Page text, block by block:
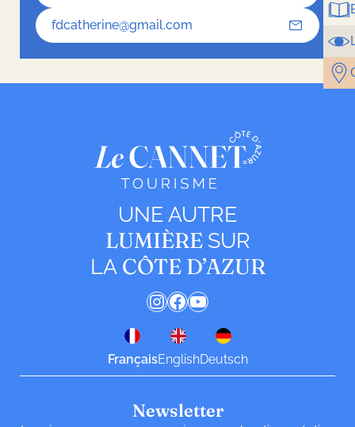
fdcatherine@gmail.com
UNE AUTRE
LUMIÈRE SUR
LA CÔTE D’AZUR
Instagram
Facebook
YouTube
FrançaisEnglishDeutsch
Newsletter